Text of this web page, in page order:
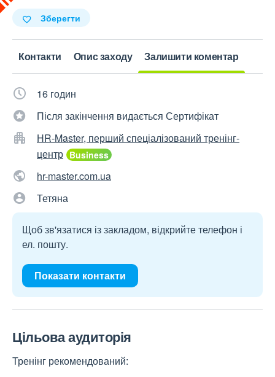
Зберегти
Контакти Опис заходу Залишити коментар
16 годин
Після закінчення видається Сертифікат
HR-Master, перший спеціалізований тренінг-
центр
hr-master.com.ua
Тетяна
Щоб зв'язатися із закладом, відкрийте телефон і
ел. пошту.
Показати контакти
Цільова аудиторія
Тренінг рекомендований: